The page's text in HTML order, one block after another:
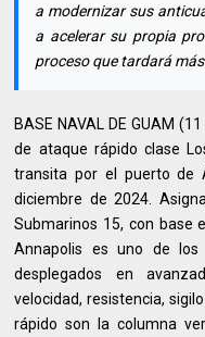
a modernizar sus
a acelerar su propia
proceso que tardará
BASE NAVAL DE GUAM
de ataque rápido clase
transita por el puerto de
diciembre de 2024.
Submarinos 15, con base
Annapolis es uno de los
desplegados en
velocidad, resistencia,
rápido son la columna